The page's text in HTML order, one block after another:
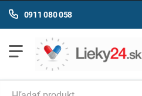
0911 080 058